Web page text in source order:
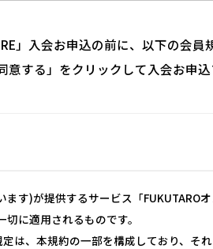
」入会お申込の前に、以下の会員
意する」をクリックして入会お申込
す)が提供するサービス「FUKUTARO
に適用されるものです。
は、本規約の一部を構成しており、そ